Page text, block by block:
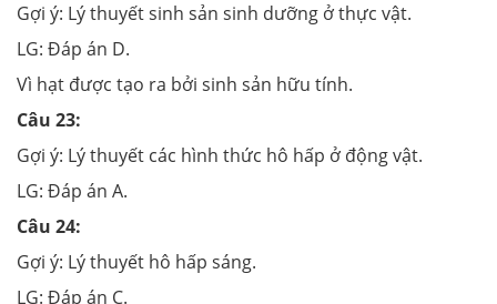
Gợi ý: Lý thuyết sinh sản sinh dưỡng ở thực vật.
LG: Đáp án D.
Vì hạt được tạo ra bởi sinh sản hữu tính.
Câu 23:
Gợi ý: Lý thuyết các hình thức hô hấp ở động vật.
LG: Đáp án A.
Câu 24:
Gợi ý: Lý thuyết hô hấp sáng.
LG: Đáp án C.